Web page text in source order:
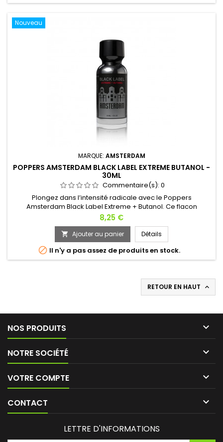
Nouveau
MARQUE: AMSTERDAM
POPPERS AMSTERDAM BLACK LABEL EXTREME BUTANOL -
30ML
Commentaire(s): 0
Plongez dans l’intensité radicale avec le Poppers
Amsterdam Black Label Extreme + Butanol. Ce flacon
renferme une alliance détonante entre le nitrite de Pentyl
réputé pour sa montée progressive et durable et la force
brute du Butanol. Conçu pour les initiés en quête de
sensations sans compromis, cette formule hybride offre un
rush d’une profondeur...
Prix
8,25 €
 Ajouter au panier Détails
 Il n'y a pas assez de produits en stock.
RETOUR EN HAUT 
NOS PRODUITS 
NOTRE SOCIÉTÉ 
VOTRE COMPTE 
CONTACT 
LETTRE D'INFORMATIONS